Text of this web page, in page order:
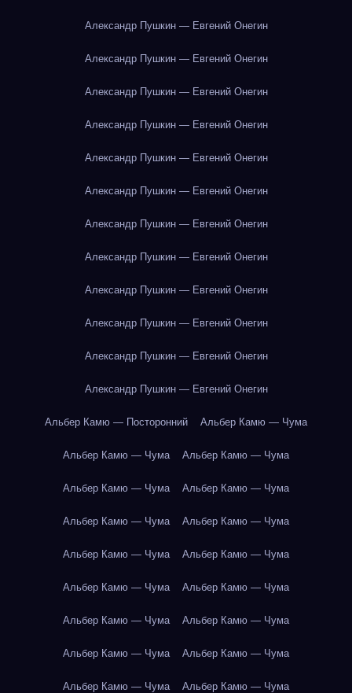
Александр Пушкин — Евгений Онегин
Александр Пушкин — Евгений Онегин
Александр Пушкин — Евгений Онегин
Александр Пушкин — Евгений Онегин
Александр Пушкин — Евгений Онегин
Александр Пушкин — Евгений Онегин
Александр Пушкин — Евгений Онегин
Александр Пушкин — Евгений Онегин
Александр Пушкин — Евгений Онегин
Александр Пушкин — Евгений Онегин
Александр Пушкин — Евгений Онегин
Александр Пушкин — Евгений Онегин
Альбер Камю — Посторонний Альбер Камю — Чума
Альбер Камю — Чума Альбер Камю — Чума
Альбер Камю — Чума Альбер Камю — Чума
Альбер Камю — Чума Альбер Камю — Чума
Альбер Камю — Чума Альбер Камю — Чума
Альбер Камю — Чума Альбер Камю — Чума
Альбер Камю — Чума Альбер Камю — Чума
Альбер Камю — Чума Альбер Камю — Чума
Альбер Камю — Чума Альбер Камю — Чума